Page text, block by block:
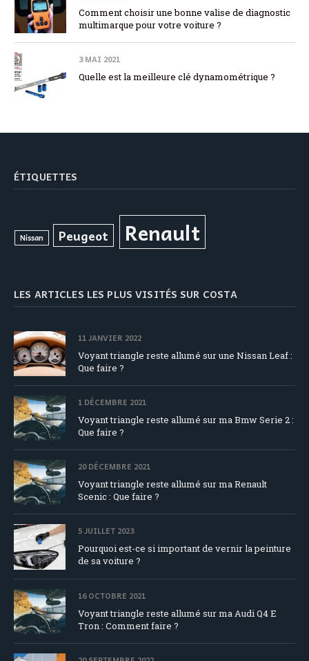
Comment choisir une bonne valise de diagnostic
multimarque pour votre voiture ?
3 MAI 2021
Quelle est la meilleure clé dynamométrique ?
ÉTIQUETTES
Nissan Peugeot Renault
LES ARTICLES LES PLUS VISITÉS SUR COSTA
11 JANVIER 2022
Voyant triangle reste allumé sur une Nissan Leaf :
Que faire ?
1 DÉCEMBRE 2021
Voyant triangle reste allumé sur ma Bmw Serie 2 :
Que faire ?
20 DÉCEMBRE 2021
Voyant triangle reste allumé sur ma Renault
Scenic : Que faire ?
5 JUILLET 2023
Pourquoi est-ce si important de vernir la peinture
de sa voiture ?
16 OCTOBRE 2021
Voyant triangle reste allumé sur ma Audi Q4 E
Tron : Comment faire ?